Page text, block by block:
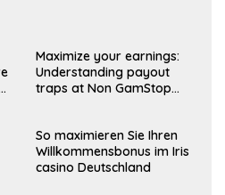
Maximize your earnings:
Understanding payout
traps at Non GamStop
So maximieren Sie Ihren
Willkommensbonus im Iris
casino Deutschland